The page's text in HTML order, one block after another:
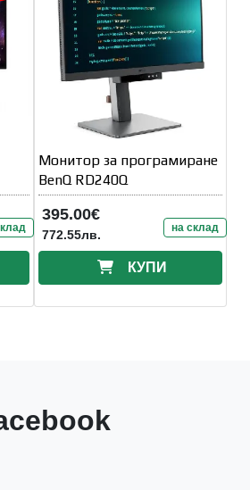
Монитор за програмиране
BenQ RD240Q
395.00€
772.55лв. на склад
КУПИ